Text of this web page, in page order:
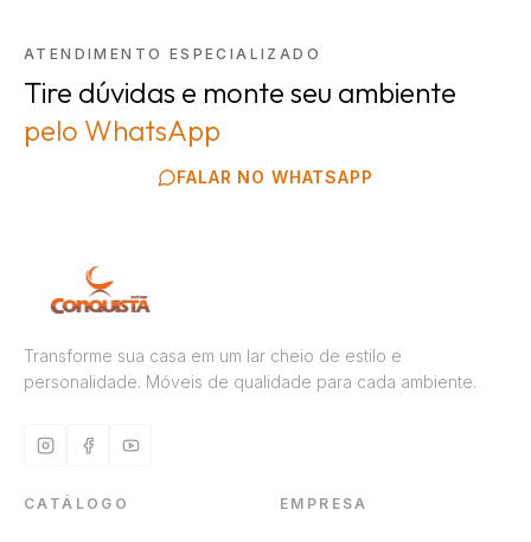
ATENDIMENTO ESPECIALIZADO
Tire dúvidas e monte seu ambiente
pelo WhatsApp
FALAR NO WHATSAPP
Transforme sua casa em um lar cheio de estilo e
personalidade. Móveis de qualidade para cada ambiente.
CATÁLOGO EMPRESA